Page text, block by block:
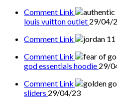
Comment Link
louis vuitton outlet 29/04/
Comment Link
Comment Link
god essentials hoodie 29/
Comment Link
sliders 29/04/23